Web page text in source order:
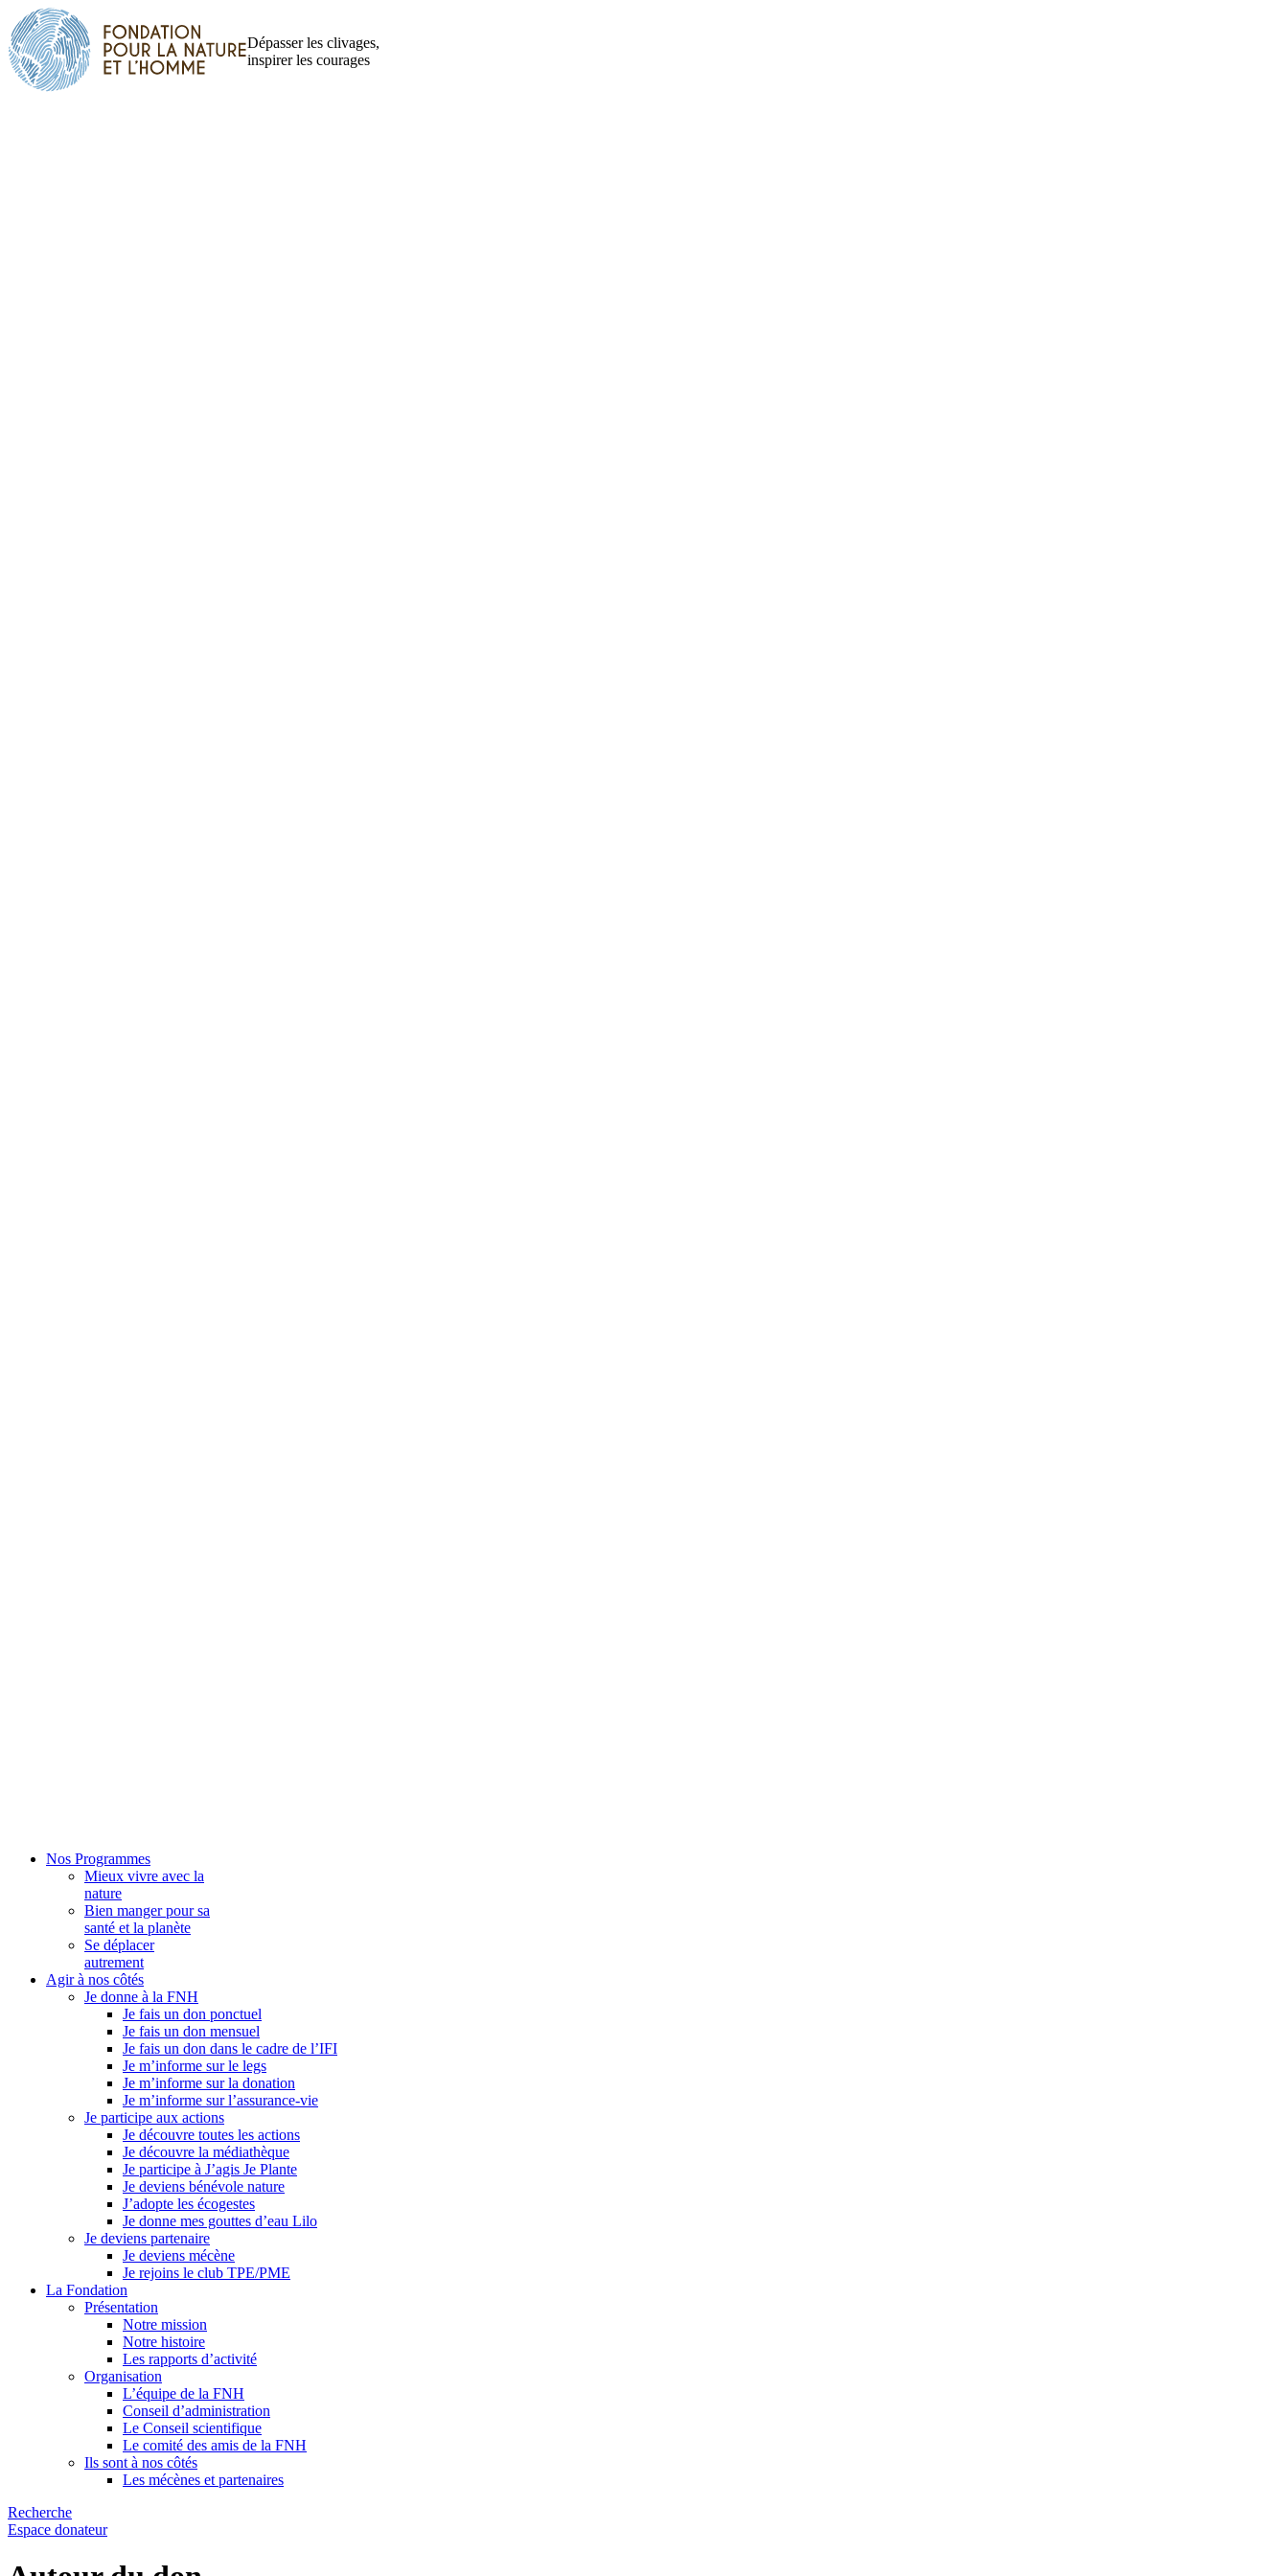
Dépasser les clivages,
inspirer les courages
Nos Programmes
Mieux vivre avec la
nature
Bien manger pour sa
santé et la planète
Se déplacer
autrement
Agir à nos côtés
Je donne à la FNH
Je fais un don ponctuel
Je fais un don mensuel
Je fais un don dans le cadre de l’IFI
Je m’informe sur le legs
Je m’informe sur la donation
Je m’informe sur l’assurance-vie
Je participe aux actions
Je découvre toutes les actions
Je découvre la médiathèque
Je participe à J’agis Je Plante
Je deviens bénévole nature
J’adopte les écogestes
Je donne mes gouttes d’eau Lilo
Je deviens partenaire
Je deviens mécène
Je rejoins le club TPE/PME
La Fondation
Présentation
Notre mission
Notre histoire
Les rapports d’activité
Organisation
L’équipe de la FNH
Conseil d’administration
Le Conseil scientifique
Le comité des amis de la FNH
Ils sont à nos côtés
Les mécènes et partenaires
Recherche
Espace donateur